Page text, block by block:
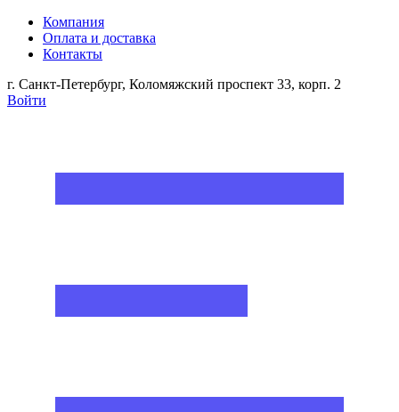
Компания
Оплата и доставка
Контакты
г. Санкт-Петербург, Коломяжский проспект 33, корп. 2
Войти